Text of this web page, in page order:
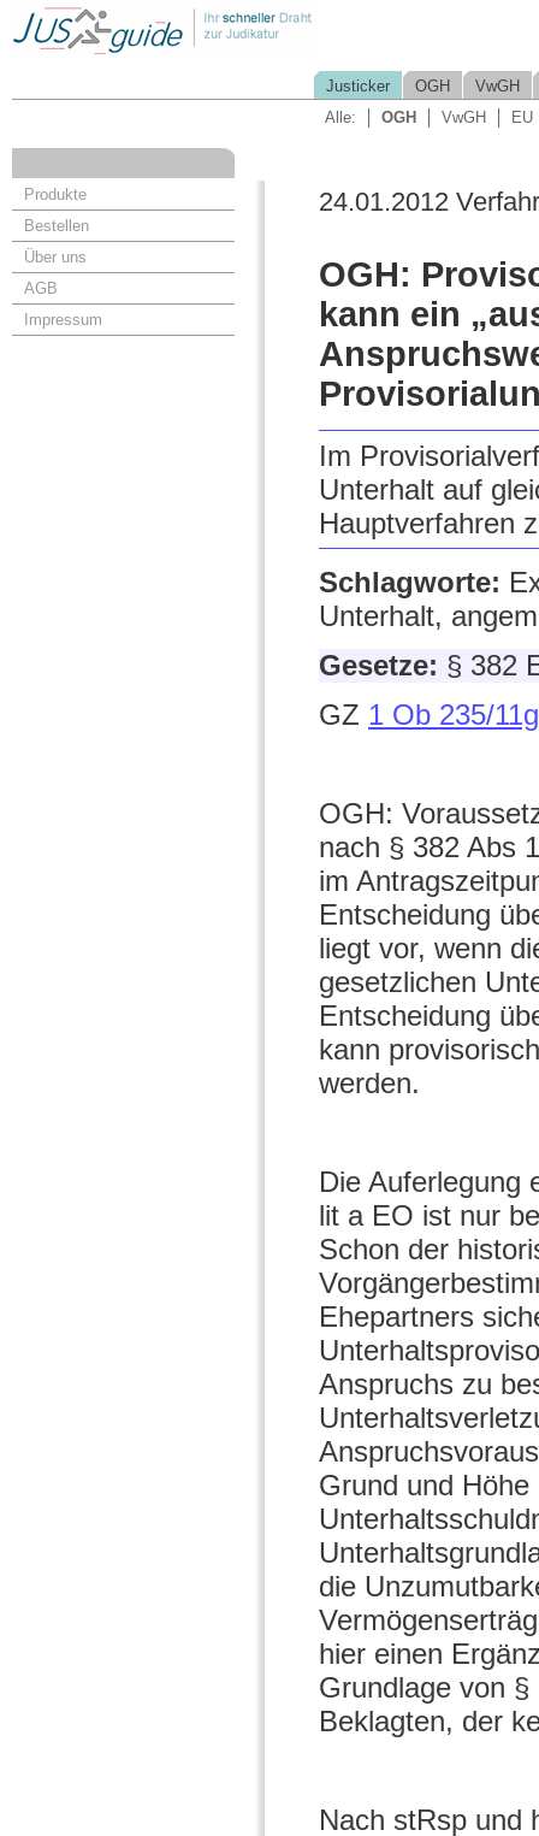
Justicker OGH
VwGH
Alle:
OGH VwGH EU
Produkte
Bestellen
Über uns
AGB
Impressum
24.01.2012
OGH:
kann ein
Im
Unterhalt auf
Hauptverfahren
Schlagworte:
Unterhalt,
Gesetze: § 382
GZ 1 Ob 235/11g
OGH:
nach § 382 Abs
im
Entscheidung
liegt vor, wenn
gesetzlichen
Entscheidung
kann
werden.
Die Auferlegung
lit a EO ist nur
Schon der
Ehepartners
Anspruchs zu
Grund und
die
hier einen
Grundlage von
Beklagten, der
Nach stRsp und